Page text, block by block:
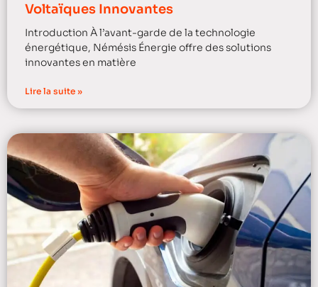
Voltaïques Innovantes
Introduction À l’avant-garde de la technologie
énergétique, Némésis Énergie offre des solutions
innovantes en matière
Lire la suite »